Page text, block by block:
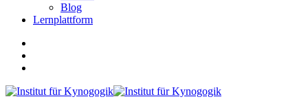
Blog
Lernplattform